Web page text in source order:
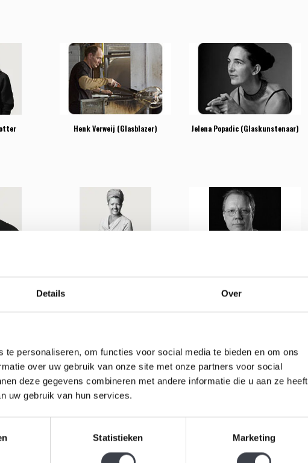
Details Over
personaliseren, om functies voor social media te bieden en om ons
over uw gebruik van onze site met onze partners voor social
deze gegevens combineren met andere informatie die u aan ze heeft
uw gebruik van hun services.
Statistieken Marketing
Henk Verweij (Glasblazer) Jelena Popadic (Glaskunstenaar)
Melvin Anderson Menno Jonker (Glaskunstenaar)